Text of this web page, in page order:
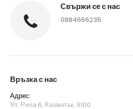
Свържи се с нас
0884666235
Връзка с нас
Адрес:
Ул. Рила 6, Казанлък, 6100